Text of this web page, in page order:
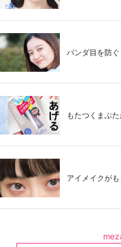
パンダ目を防
もたつくまぶ
アイメイクが